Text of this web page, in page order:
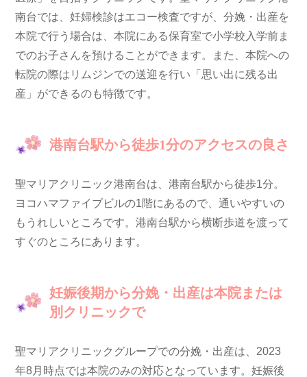
南台では、妊婦検診はエコー検査ですが、分娩・出産を
本院で行う場合は、本院にある保育室で小学校入学前ま
でのお子さんを預けることができます。また、本院への
転院の際はリムジンでの送迎を行い「思い出に残る出
産」ができるのも特徴です。
港南台駅から徒歩1分のアクセスの良さ
聖マリアクリニック港南台は、港南台駅から徒歩1分。
ヨコハマファイブビルの1階にあるので、通いやすいの
もうれしいところです。港南台駅から横断歩道を渡って
すぐのところにあります。
妊娠後期から分娩・出産は本院または
別クリニックで
聖マリアクリニックグループでの分娩・出産は、2023
年8月時点では本院のみの対応となっています。妊娠後